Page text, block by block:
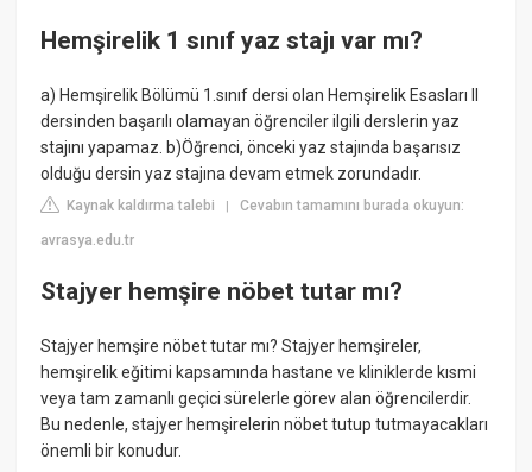
Hemşirelik 1 sınıf yaz stajı var mı?
a) Hemşirelik Bölümü 1.sınıf dersi olan Hemşirelik Esasları II
dersinden başarılı olamayan öğrenciler ilgili derslerin yaz
stajını yapamaz. b)Öğrenci, önceki yaz stajında başarısız
olduğu dersin yaz stajına devam etmek zorundadır.
Kaynak kaldırma talebi |Cevabın tamamını burada okuyun:
avrasya.edu.tr
Stajyer hemşire nöbet tutar mı?
Stajyer hemşire nöbet tutar mı? Stajyer hemşireler,
hemşirelik eğitimi kapsamında hastane ve kliniklerde kısmi
veya tam zamanlı geçici sürelerle görev alan öğrencilerdir.
Bu nedenle, stajyer hemşirelerin nöbet tutup tutmayacakları
önemli bir konudur.